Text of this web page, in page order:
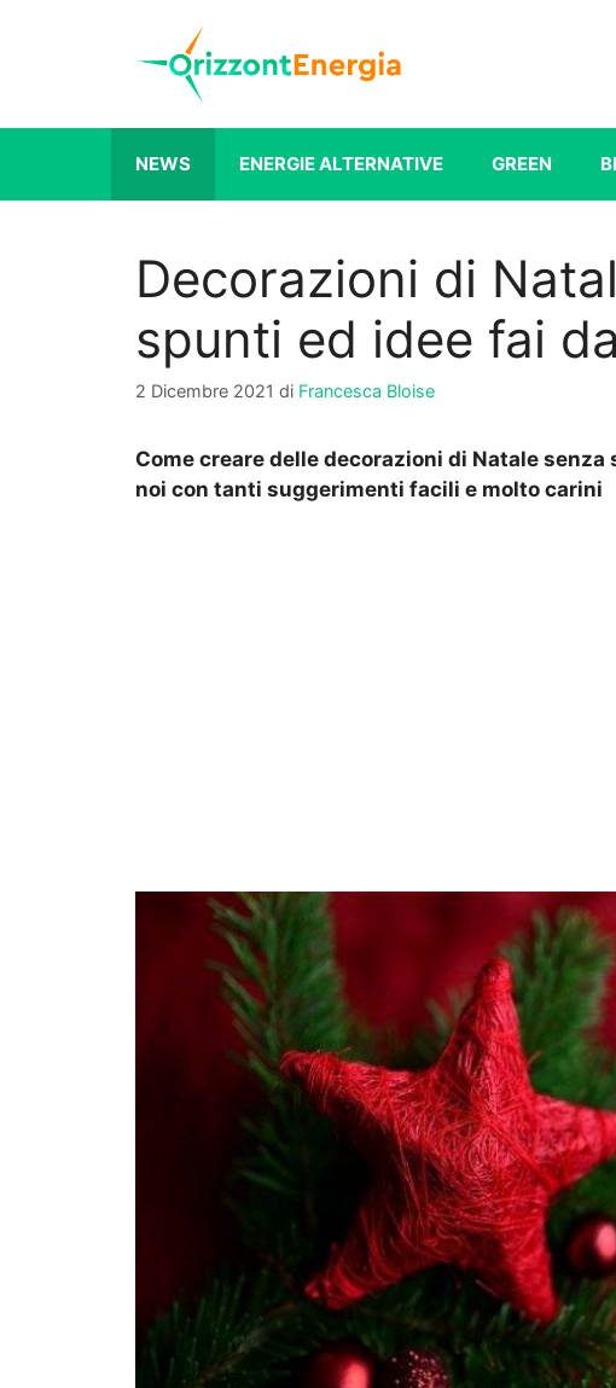
NEWS ENERGIE ALTERNATIVE GREEN
Decorazioni di
spunti ed idee fai
2 Dicembre 2021 di Francesca Bloise
Come creare delle decorazioni di Natale
noi con tanti suggerimenti facili e molto carini